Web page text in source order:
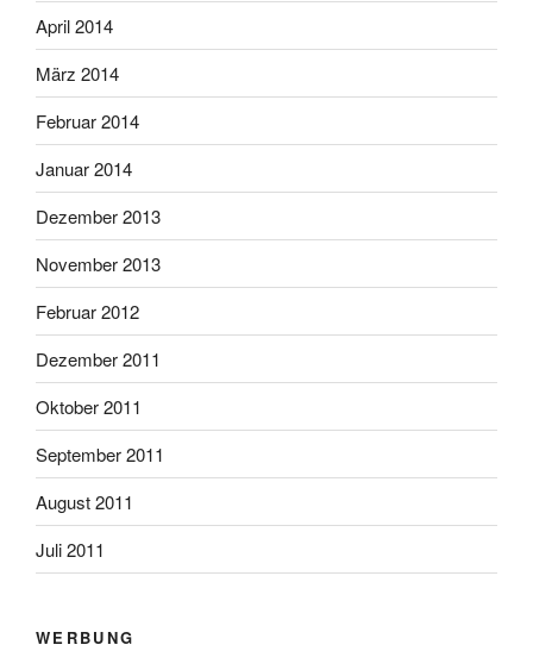
April 2014
März 2014
Februar 2014
Januar 2014
Dezember 2013
November 2013
Februar 2012
Dezember 2011
Oktober 2011
September 2011
August 2011
Juli 2011
WERBUNG